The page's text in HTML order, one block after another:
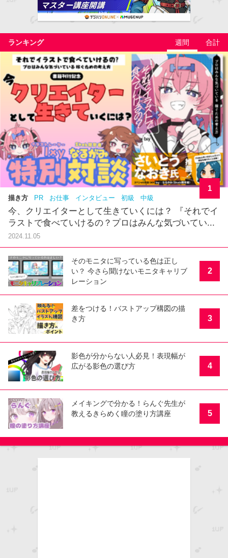
ランキング 週間 合計
描き方 PR お仕事 インタビュー 初級 中級
今、クリエイターとして生きていくには？ 『それでイ
ラストで食べていけるの？プロはみんな気づいてい...
2024.11.05
1
そのモニタに写っている色は正し
い？ 今さら聞けないモニタキャリブ
レーション
2
差をつける！バストアップ構図の描
き方
3
影色が分からない人必見！表現幅が
広がる影色の選び方
4
メイキングで分かる！らんぐ先生が
教えるきらめく瞳の塗り方講座
5